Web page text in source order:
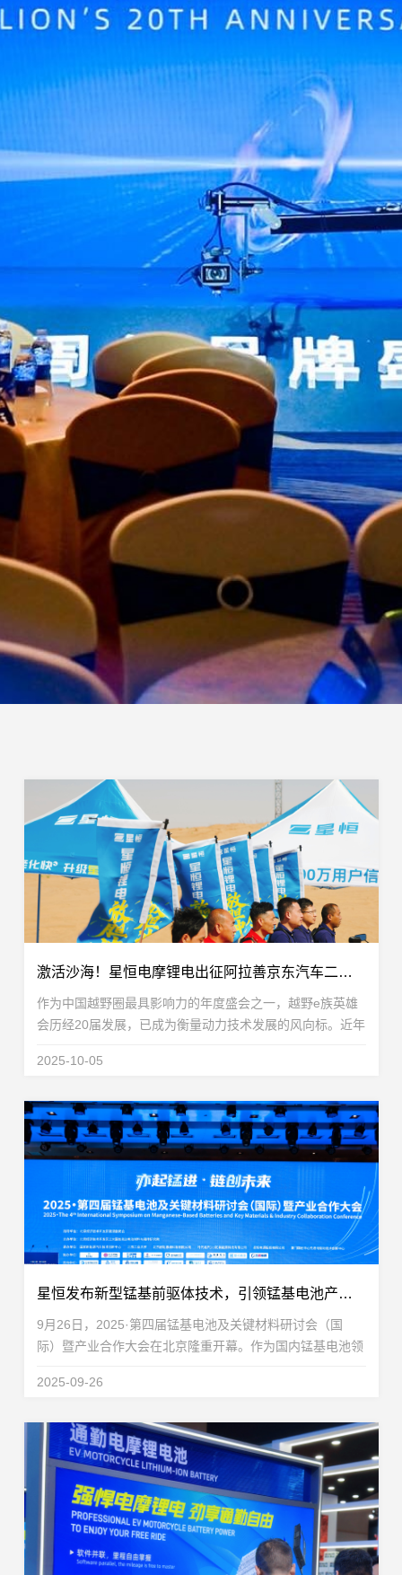
激活沙海！星恒电摩锂电出征阿拉善京东汽车二轮定制赛，强悍性能释放野性
作为中国越野圈最具影响力的年度盛会之一，越野e族英雄
会历经20届发展，已成为衡量动力技术发展的风向标。近年
锂电化变革——无论是四轮还是二轮赛事，电动品牌...
2025-10-05
星恒发布新型锰基前驱体技术，引领锰基电池产业化新突破
9月26日，2025·第四届锰基电池及关键材料研讨会（国
际）暨产业合作大会在北京隆重开幕。作为国内锰基电池领
功举办四届，持续推动行业技术交流与产业合作。陈立...
2025-09-26